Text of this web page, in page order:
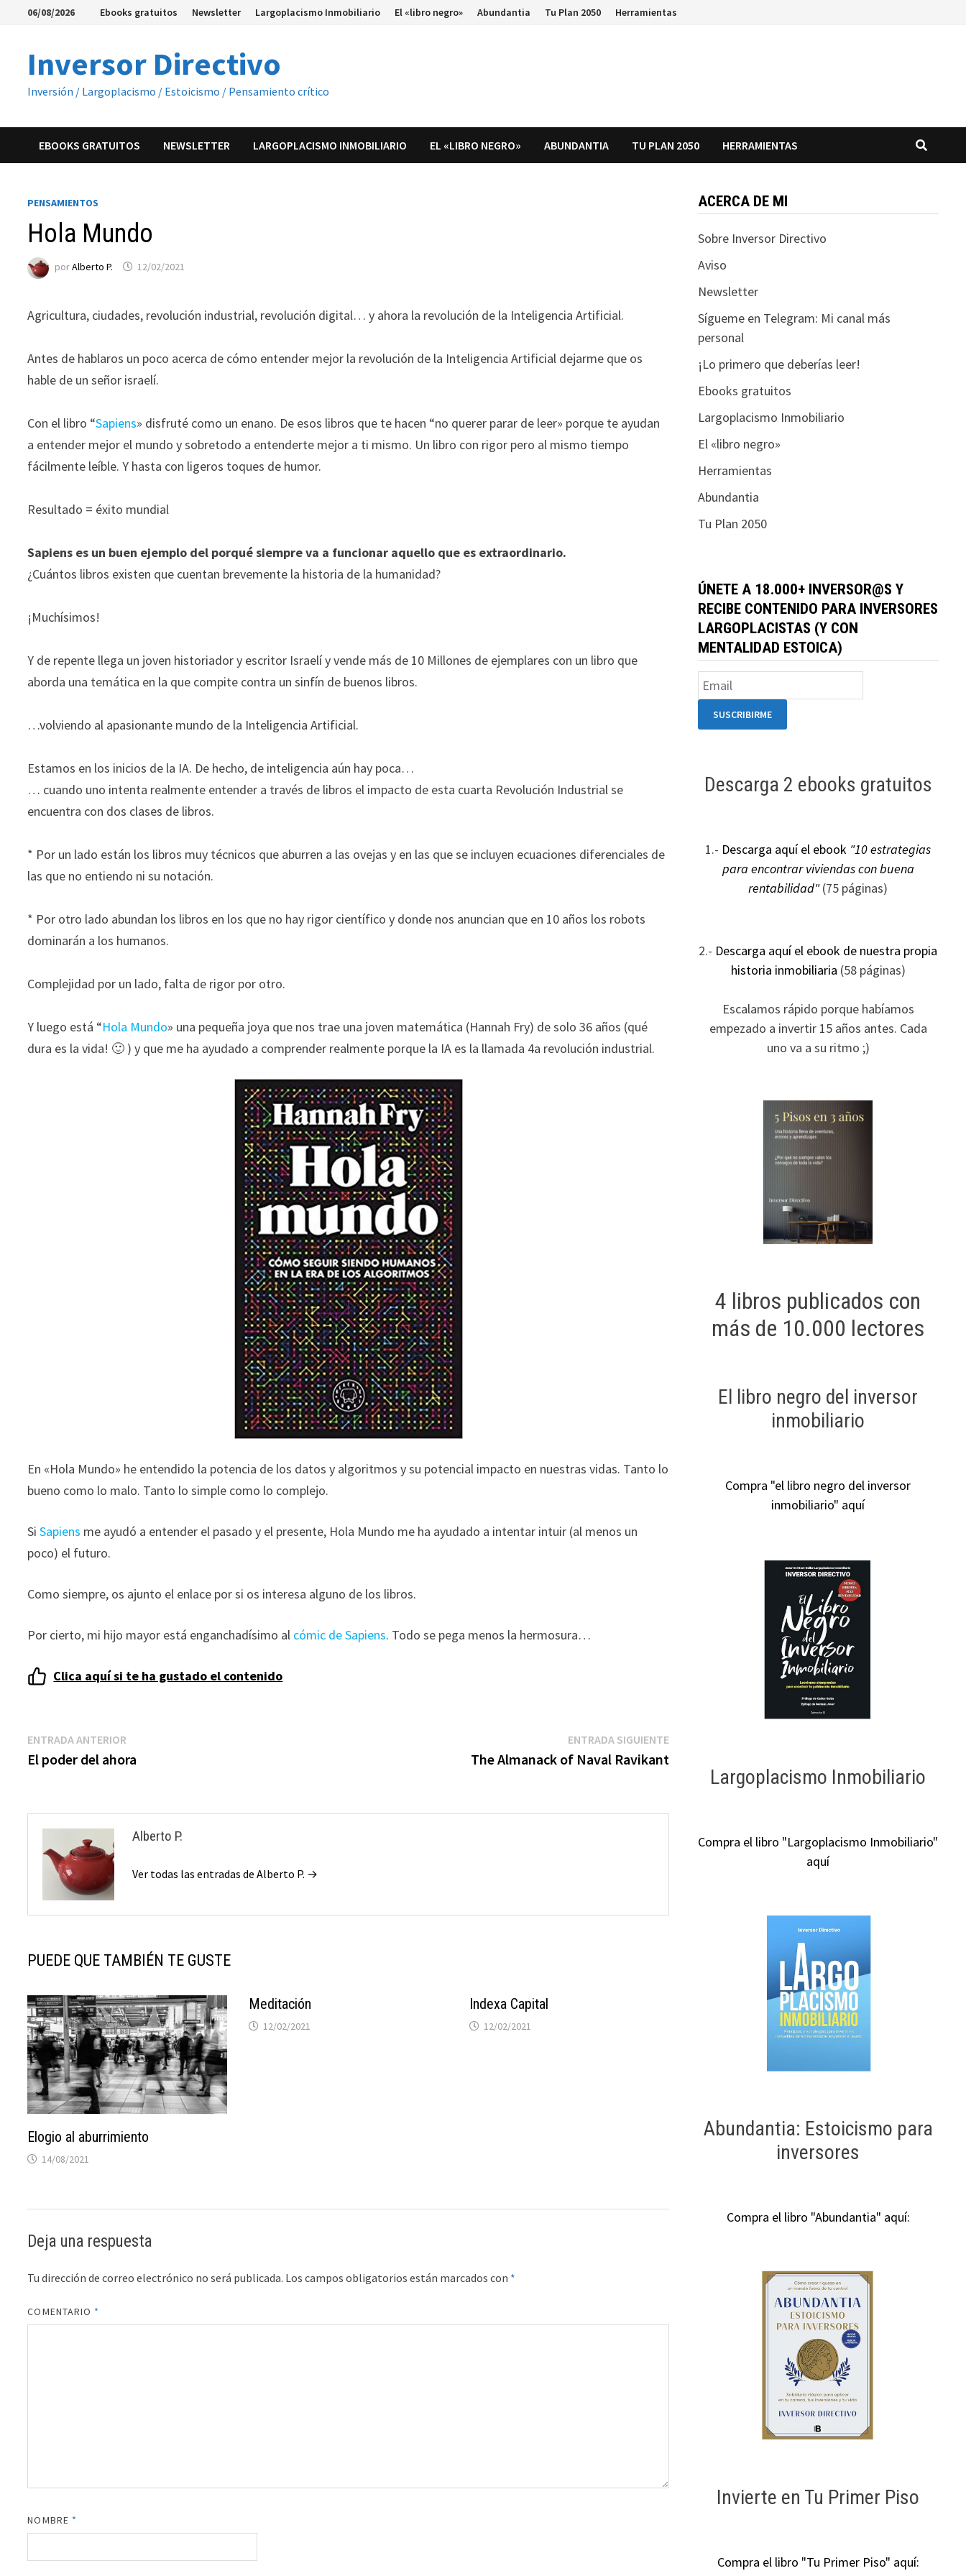
Saltar06/08/2026 Ebooks gratuitos Newsletter Largoplacismo Inmobiliario El «libro negro» Abundantia Tu Plan 2050 Herramientas
Inversor Directivo
Inversión / Largoplacismo / Estoicismo / Pensamiento crítico
EBOOKS GRATUITOS NEWSLETTER LARGOPLACISMO INMOBILIARIO EL «LIBRO NEGRO» ABUNDANTIA TU PLAN 2050 HERRAMIENTAS
PENSAMIENTOS
Hola Mundo
porAlberto P. 12/02/2021
Agricultura, ciudades, revolución industrial, revolución digital… y ahora la revolución de la Inteligencia Artificial.
Antes de hablaros un poco acerca de cómo entender mejor la revolución de la Inteligencia Artificial dejarme que os
hable de un señor israelí.
Con el libro “Sapiens» disfruté como un enano. De esos libros que te hacen “no querer parar de leer» porque te ayudan
a entender mejor el mundo y sobretodo a entenderte mejor a ti mismo. Un libro con rigor pero al mismo tiempo
fácilmente leíble. Y hasta con ligeros toques de humor.
Resultado = éxito mundial
Sapiens es un buen ejemplo del porqué siempre va a funcionar aquello que es extraordinario.
¿Cuántos libros existen que cuentan brevemente la historia de la humanidad?
¡Muchísimos!
Y de repente llega un joven historiador y escritor Israelí y vende más de 10 Millones de ejemplares con un libro que
aborda una temática en la que compite contra un sinfín de buenos libros.
…volviendo al apasionante mundo de la Inteligencia Artificial.
Estamos en los inicios de la IA. De hecho, de inteligencia aún hay poca…
… cuando uno intenta realmente entender a través de libros el impacto de esta cuarta Revolución Industrial se
encuentra con dos clases de libros.
* Por un lado están los libros muy técnicos que aburren a las ovejas y en las que se incluyen ecuaciones diferenciales de
las que no entiendo ni su notación.
* Por otro lado abundan los libros en los que no hay rigor científico y donde nos anuncian que en 10 años los robots
dominarán a los humanos.
Complejidad por un lado, falta de rigor por otro.
Y luego está “Hola Mundo» una pequeña joya que nos trae una joven matemática (Hannah Fry) de solo 36 años (qué
dura es la vida! 🙂 ) y que me ha ayudado a comprender realmente porque la IA es la llamada 4a revolución industrial.
En «Hola Mundo» he entendido la potencia de los datos y algoritmos y su potencial impacto en nuestras vidas. Tanto lo
bueno como lo malo. Tanto lo simple como lo complejo.
SiSapiens me ayudó a entender el pasado y el presente, Hola Mundo me ha ayudado a intentar intuir (al menos un
poco) el futuro.
Como siempre, os ajunto el enlace por si os interesa alguno de los libros.
Por cierto, mi hijo mayor está enganchadísimo al cómic de Sapiens. Todo se pega menos la hermosura…
Clica aquí si te ha gustado el contenido
Navegación
de
ENTRADA ANTERIOR
anterior:
El poder del ahora
ENTRADA SIGUIENTEEntrada
siguiente:
The Almanack of Naval Ravikant
Alberto P.
Ver todas las entradas de Alberto P. →
PUEDE QUE TAMBIÉN TE GUSTE
Elogio al aburrimiento
14/08/2021
Meditación
12/02/2021
Indexa Capital
12/02/2021
Deja una respuesta
Tu dirección de correo electrónico no será publicada. Los campos obligatorios están marcados con *
COMENTARIO *
NOMBRE *
ACERCA DE MI
Sobre Inversor Directivo
Aviso
Newsletter
Sígueme en Telegram: Mi canal más
personal
¡Lo primero que deberías leer!
Ebooks gratuitos
Largoplacismo Inmobiliario
El «libro negro»
Herramientas
Abundantia
Tu Plan 2050
ÚNETE A 18.000+ INVERSOR@S Y
RECIBE CONTENIDO PARA INVERSORES
LARGOPLACISTAS (Y CON
MENTALIDAD ESTOICA)
Descarga 2 ebooks gratuitos
1.- Descarga aquí el ebook "10 estrategias
para encontrar viviendas con buena
rentabilidad"(75 páginas)
2.- Descarga aquí el ebook de nuestra propia
historia inmobiliaria (58 páginas)
Escalamos rápido porque habíamos
empezado a invertir 15 años antes. Cada
uno va a su ritmo ;)
4 libros publicados con
más de 10.000 lectores
El libro negro del inversor
inmobiliario
Compra "el libro negro del inversor
inmobiliario" aquí
Largoplacismo Inmobiliario
Compra el libro "Largoplacismo Inmobiliario"
aquí
Abundantia: Estoicismo para
inversores
Compra el libro "Abundantia" aquí:
Invierte en Tu Primer Piso
Compra el libro "Tu Primer Piso" aquí:
Necesarias
cookies no
opcionales.
necesarias
web.
Para que
mejorar la
y estructura
de la web, en
se usa la web.
Para que
nuestra web
funcione lo
durante tu
cookies,
algunas